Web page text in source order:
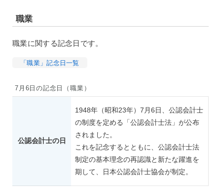
職業
職業に関する記念日です。
「職業」記念日一覧
7月6日の記念日（職業）
公認会計士の日
1948年（昭和23年）7月6日、公認会計士
の制度を定める「公認会計士法」が公布
されました。
これを記念するとともに、公認会計士法
制定の基本理念の再認識と新たな躍進を
期して、日本公認会計士協会が制定。